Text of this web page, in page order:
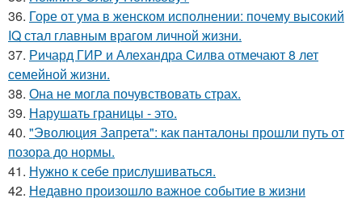
36. Горе от ума в женском исполнении: почему высокий
IQ стал главным врагом личной жизни.
37. Ричард ГИР и Алехандра Силва отмечают 8 лет
семейной жизни.
38. Она не могла почувствовать страх.
39. Нарушать границы - это.
40. "Эволюция Запрета": как панталоны прошли путь от
позора до нормы.
41. Нужно к себе прислушиваться.
42. Недавно произошло важное событие в жизни